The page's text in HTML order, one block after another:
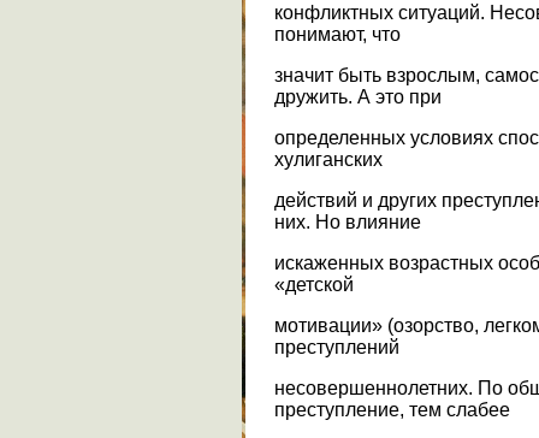
конфликтных ситуаций.
понимают, что
значит быть взрослым,
дружить. А это при
определенных условиях
хулиганских
действий и других
них. Но влияние
искаженных возрастных
«детской
мотивации» (озорство,
преступлений
несовершеннолетних. По
преступление, тем слабее